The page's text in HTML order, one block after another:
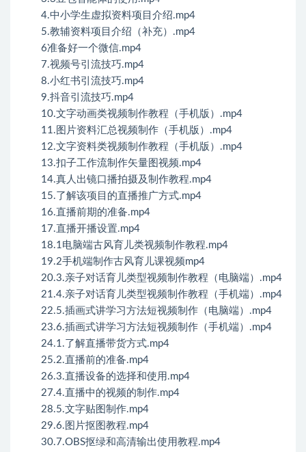
4.中小学生虚拟资料项目介绍.mp4
5.教辅资料项目介绍（补充）.mp4
6准备好一个微信.mp4
7.视频号引流技巧.mp4
8.小红书引流技巧.mp4
9.抖音引流技巧.mp4
10.文字动画类视频制作教程（手机版）.mp4
11.图片资料汇总视频制作（手机版）.mp4
12.文字资料类视频制作教程（手机版）.mp4
13.扣子工作流制作矢量图视频.mp4
14.真人出镜口播拍摄及制作教程.mp4
15.了解该项目的直播推广方式.mp4
16.直播前期的准备.mp4
17.直播开播设置.mp4
18.1电脑端古风育儿类视频制作教程.mp4
19.2手机端制作古风育儿课视频mp4
20.3.亲子对话育儿类型视频制作教程（电脑端）.mp4
21.4.亲子对话育儿类型视频制作教程（手机端）.mp4
22.5.插画式讲学习方法短视频制作（电脑端）.mp4
23.6.插画式讲学习方法短视频制作（手机端）.mp4
24.1.了解直播带货方式.mp4
25.2.直播前的准备.mp4
26.3.直播设备的选择和使用.mp4
27.4.直播中的视频的制作.mp4
28.5.文字贴图制作.mp4
29.6.图片抠图教程.mp4
30.7.OBS抠绿和高清输出使用教程.mp4